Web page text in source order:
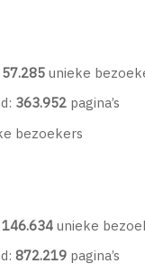
57.285 unieke
363.952 pagina’s
bezoekers
146.634 unieke
872.219 pagina’s